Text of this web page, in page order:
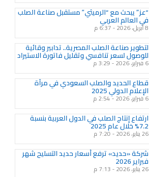
“عز” يبحث مع “الرميثي” مستقبل صناعة الصلب
في العالم العربي
8 أبريل، 2026
لتطوير صناعة الصلب المصرية.. تدابير وقائية
للوصول لسعر تنافسي وتقليل فاتورة الاستيراد
6 فبراير، 2026 3:29 م
قطاع الحديد والصلب السعودي في مرآة
الإعلام الدولي 2025
6 فبراير، 2026 2:54 م
ارتفاع إنتاج الصلب في الدول العربية بنسبة
7.2% خلال عام 2025
26 يناير، 2026
شركة «حديد» ترفع أسعار حديد التسليح شهر
فبراير 2026
26 يناير، 2026